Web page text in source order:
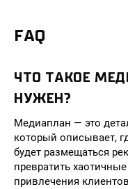
FAQ
ЧТО ТАКОЕ
НУЖЕН?
Медиаплан — это
который описывает,
будет размещаться
превратить
привлечения